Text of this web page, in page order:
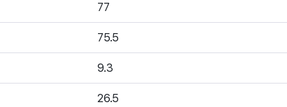
77
75.5
9.3
26.5